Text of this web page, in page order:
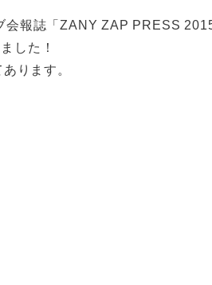
会報誌「ZANY ZAP PRESS
した！
ります。